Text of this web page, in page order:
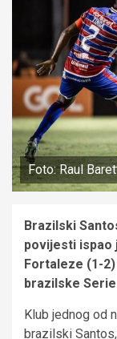
Foto: Raul
Brazilski
povijesti ispao
Fortaleze (1-
brazilske Serie
Klub jednog od
brazilski